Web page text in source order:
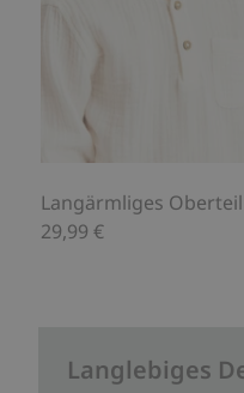
29,99 €
Langlebiges